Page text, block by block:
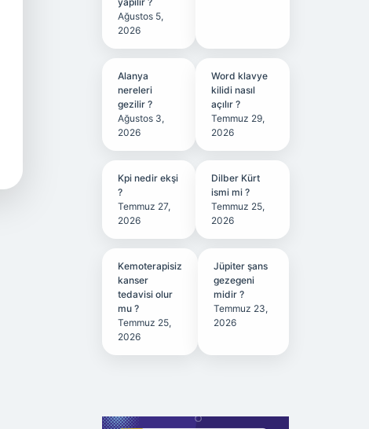
Ağustos 5,
2026
Alanya
nereleri
gezilir ?
Ağustos 3,
2026
Word klavye
kilidi nasıl
açılır ?
Temmuz 29,
2026
Kpi nedir ekşi
?
Temmuz 27,
2026
Dilber Kürt
ismi mi ?
Temmuz 25,
2026
Kemoterapisiz
kanser
tedavisi olur
mu ?
Temmuz 25,
2026
Jüpiter şans
gezegeni
midir ?
Temmuz 23,
2026